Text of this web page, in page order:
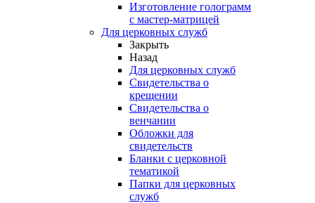
Изготовление голограмм
с мастер-матрицей
Для церковных служб
Закрыть
Назад
Для церковных служб
Свидетельства о
крещении
Свидетельства о
венчании
Обложки для
свидетельств
Бланки с церковной
тематикой
Папки для церковных
служб